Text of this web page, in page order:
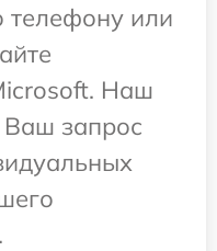
телефону или
Наш
Ваш запрос